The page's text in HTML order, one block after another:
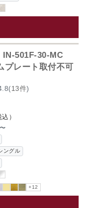
IN-501F-30-MC
プレート取付不可
ングル
+12
(13件)
込）